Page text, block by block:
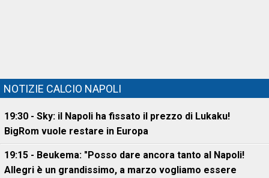
NOTIZIE CALCIO NAPOLI
19:30 - Sky: il Napoli ha fissato il prezzo di Lukaku!
BigRom vuole restare in Europa
19:15 - Beukema: "Posso dare ancora tanto al Napoli!
Allegri è un grandissimo, a marzo vogliamo essere